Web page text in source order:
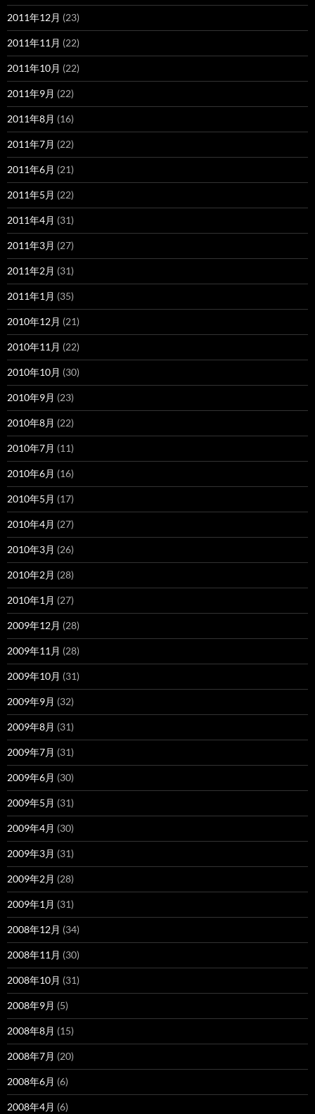
2011年12月 (23)
2011年11月 (22)
2011年10月 (22)
2011年9月 (22)
2011年8月 (16)
2011年7月 (22)
2011年6月 (21)
2011年5月 (22)
2011年4月 (31)
2011年3月 (27)
2011年2月 (31)
2011年1月 (35)
2010年12月 (21)
2010年11月 (22)
2010年10月 (30)
2010年9月 (23)
2010年8月 (22)
2010年7月 (11)
2010年6月 (16)
2010年5月 (17)
2010年4月 (27)
2010年3月 (26)
2010年2月 (28)
2010年1月 (27)
2009年12月 (28)
2009年11月 (28)
2009年10月 (31)
2009年9月 (32)
2009年8月 (31)
2009年7月 (31)
2009年6月 (30)
2009年5月 (31)
2009年4月 (30)
2009年3月 (31)
2009年2月 (28)
2009年1月 (31)
2008年12月 (34)
2008年11月 (30)
2008年10月 (31)
2008年9月 (5)
2008年8月 (15)
2008年7月 (20)
2008年6月 (6)
2008年4月 (6)